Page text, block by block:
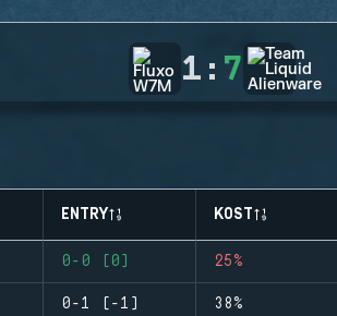
1 : 7
ENTRY KOST
0-0 (0) 25%
0-1 (-1) 38%